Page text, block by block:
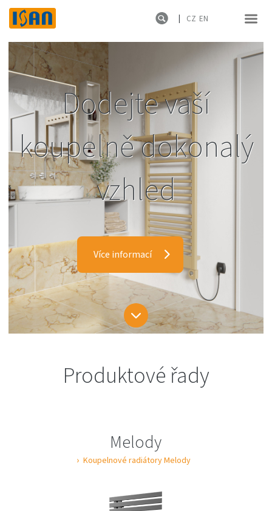
CZ EN
Dodejte vaší
koupelně dokonalý
vzhled
Více informací
Produktové řady
Melody
Koupelnové radiátory Melody